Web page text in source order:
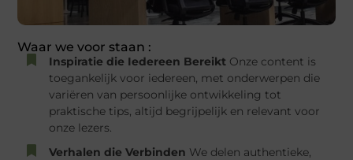
Waar we voor staan :
Inspiratie die Iedereen Bereikt Onze content is
toegankelijk voor iedereen, met onderwerpen die
variëren van persoonlijke ontwikkeling tot
praktische tips, altijd begrijpelijk en relevant voor
onze lezers.
Verhalen die Verbinden We delen authentieke,